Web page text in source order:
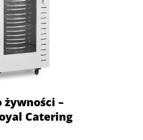
żywności –
Catering